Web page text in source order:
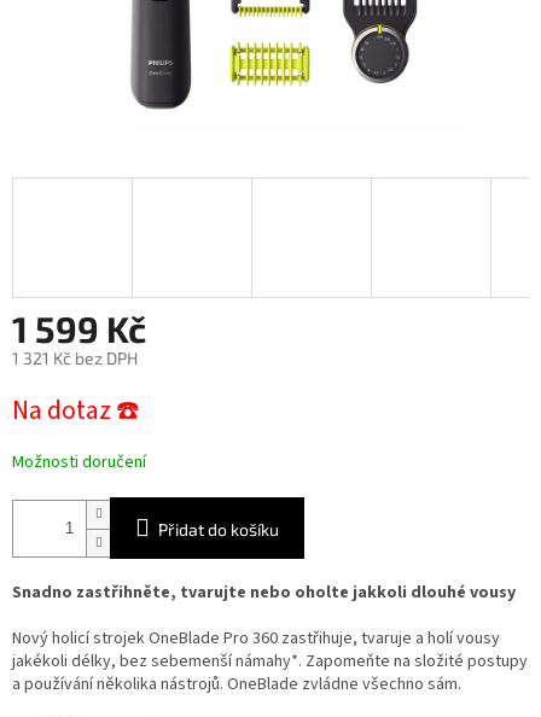
1 599 Kč
1 321 Kč bez DPH
cena:
Na dotaz ☎️
Možnosti doručení
Přidat do košíku
Snadno zastřihněte, tvarujte nebo oholte jakkoli dlouhé vousy
Nový holicí strojek OneBlade Pro 360 zastřihuje, tvaruje a holí vousy
jakékoli délky, bez sebemenší námahy*. Zapomeňte na složité postupy
a používání několika nástrojů. OneBlade zvládne všechno sám.